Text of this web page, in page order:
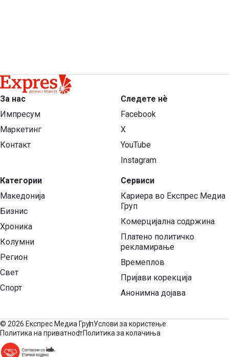
За нас
Импресум
Маркетинг
Контакт
Категории
Македонија
Бизнис
Хроника
Колумни
Регион
Свет
Спорт
Следете нѐ
Facebook
X
YouTube
Instagram
Сервиси
Кариера во Експрес Медиа
Груп
Комерцијална содржина
Платено политичко
рекламирање
Времеплов
Пријави корекција
Анонимна дојава
© 2026 Експрес Медиа ГрупУслови за користење
Политика на приватностПолитика за колачиња